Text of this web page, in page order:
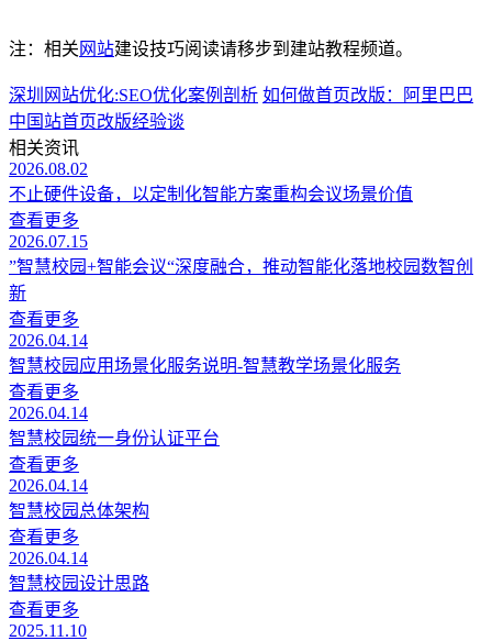
注：相关 网站建设技巧阅读请移步到建站教程频道。
深圳网站优化:SEO优化案例剖析 如何做首页改版：阿里巴巴
中国站首页改版经验谈
相关资讯
2026.08.02
不止硬件设备，以定制化智能方案重构会议场景价值
查看更多
2026.07.15
”智慧校园+智能会议“深度融合，推动智能化落地校园数智创
新
查看更多
2026.04.14
智慧校园应用场景化服务说明-智慧教学场景化服务
查看更多
2026.04.14
智慧校园统一身份认证平台
查看更多
2026.04.14
智慧校园总体架构
查看更多
2026.04.14
智慧校园设计思路
查看更多
2025.11.10